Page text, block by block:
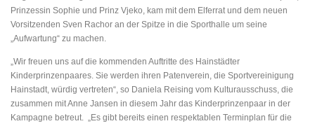
Prinzessin Sophie und Prinz Vjeko, kam mit dem Elferrat und dem neuen
Vorsitzenden Sven Rachor an der Spitze in die Sporthalle um seine
„Aufwartung“ zu machen.
„Wir freuen uns auf die kommenden Auftritte des Hainstädter
Kinderprinzenpaares. Sie werden ihren Patenverein, die Sportvereinigung
Hainstadt, würdig vertreten“, so Daniela Reising vom Kulturausschuss, die
zusammen mit Anne Jansen in diesem Jahr das Kinderprinzenpaar in der
Kampagne betreut. „Es gibt bereits einen respektablen Terminplan für die